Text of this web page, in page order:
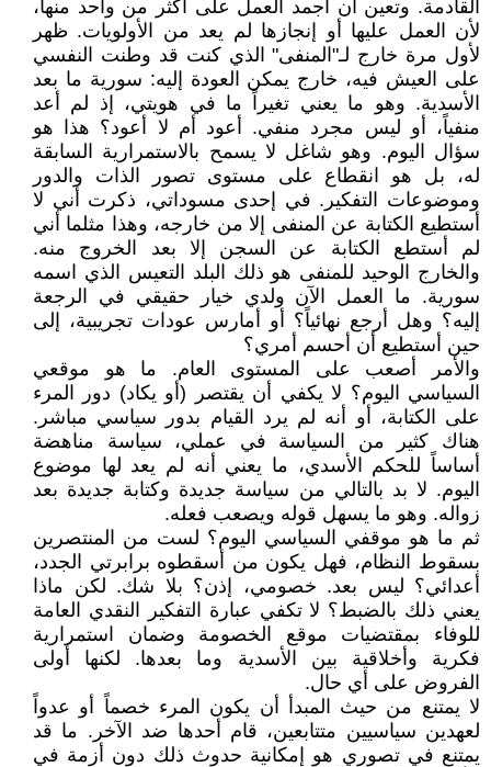
القادمة. وتعين أن أجمد العمل على أكثر من واحد منها،
لأن العمل عليها أو إنجازها لم يعد من الأولويات. ظهر
لأول مرة خارج لـ"المنفى" الذي كنت قد وطنت النفسي
على العيش فيه، خارج يمكن العودة إليه: سورية ما بعد
الأسدية. وهو ما يعني تغيراً ما في هويتي، إذ لم أعد
منفياً، أو ليس مجرد منفي. أعود أم لا أعود؟ هذا هو
سؤال اليوم. وهو شاغل لا يسمح بالاستمرارية السابقة
له، بل هو انقطاع على مستوى تصور الذات والدور
وموضوعات التفكير. في إحدى مسوداتي، ذكرت أني لا
أستطيع الكتابة عن المنفى إلا من خارجه، وهذا مثلما أني
لم أستطع الكتابة عن السجن إلا بعد الخروج منه.
والخارج الوحيد للمنفى هو ذلك البلد التعيس الذي اسمه
سورية. ما العمل الآن ولدي خيار حقيقي في الرجعة
إليه؟ وهل أرجع نهائياً؟ أو أمارس عودات تجريبية، إلى
حين أستطيع أن أحسم أمري؟
والأمر أصعب على المستوى العام. ما هو موقعي
السياسي اليوم؟ لا يكفي أن يقتصر (أو يكاد) دور المرء
على الكتابة، أو أنه لم يرد القيام بدور سياسي مباشر.
هناك كثير من السياسة في عملي، سياسة مناهضة
أساساً للحكم الأسدي، ما يعني أنه لم يعد لها موضوع
اليوم. لا بد بالتالي من سياسة جديدة وكتابة جديدة بعد
زواله. وهو ما يسهل قوله ويصعب فعله.
ثم ما هو موقفي السياسي اليوم؟ لست من المنتصرين
بسقوط النظام، فهل يكون من أسقطوه برابرتي الجدد،
أعدائي؟ ليس بعد. خصومي، إذن؟ بلا شك. لكن ماذا
يعني ذلك بالضبط؟ لا تكفي عبارة التفكير النقدي العامة
للوفاء بمقتضيات موقع الخصومة وضمان استمرارية
فكرية وأخلاقية بين الأسدية وما بعدها. لكنها أولى
الفروض على أي حال.
لا يمتنع من حيث المبدأ أن يكون المرء خصماً أو عدواً
لعهدين سياسيين متتابعين، قام أحدها ضد الآخر. ما قد
يمتنع في تصوري هو إمكانية حدوث ذلك دون أزمة في